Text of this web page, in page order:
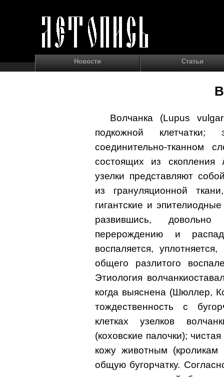
Новости Статьи
Волчанка (Lupus
подкожной
соединительно-тканном
состоящих из скопления
узелки представляют
из грануляционной
гигантские и
развившись,
перерождению и
воспаляется,
общего разлитого
Этиология
когда выяснена (Шюллер,
тождественность с
клетках узелков
(коховские палочки);
кожу животным
общую бугорчатку.